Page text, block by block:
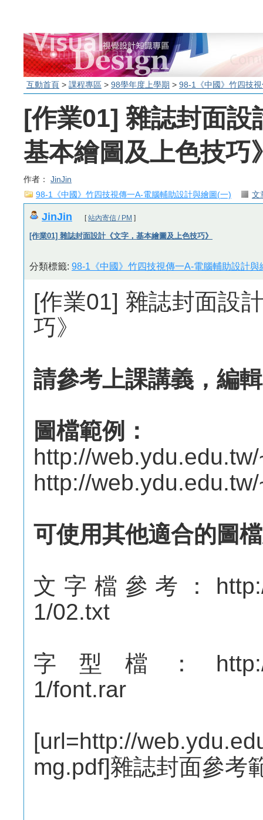
互動首頁 > 課程專區 > 98學年度上學期 > 98-1《中國》竹四技
[作業01] 雜誌封面設
基本繪圖及上色技巧
作者： JinJin
98-1《中國》竹四技視傳一A-電腦輔助設計與繪圖(一)
文
JinJin [站內寄信 / PM ]
[作業01] 雜誌封面設計《文字，基本繪圖及上色技巧》
分類標籤: 98-1《中國》竹四技視傳一A-電腦輔助設計與
[作業01] 雜誌封面設
巧》
請參考上課講義，編
圖檔範例：
http://
http://
可使用其他適合的圖
文字檔參考：http://
1/02.txt
字型檔：http://
1/font.rar
[url=http://
mg.pdf]雜誌封面參考